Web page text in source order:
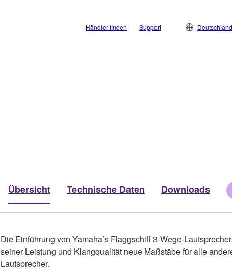
Händler finden Support
Übersicht Technische Daten Downloads
Die Einführung von Yamaha’s Flaggschiff 3-Wege-
seiner Leistung und Klangqualität neue Maßstäbe für alle
Lautsprecher.